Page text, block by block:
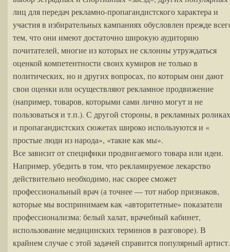
лиц для передач рекламно-пропагандистского характера и
участия в избирательных кампаниях обусловлен прежде
тем, что они имеют достаточно широкую аудиторию
почитателей, многие из которых не склонны утруждаться
оценкой компетентности своих кумиров не только в
политических, но и других вопросах, по которым они дают
свои оценки или осуществляют рекламное продвижение
(например, товаров, которыми сами лично могут и не
пользоваться и т.п.). С другой стороны, в рекламных роликах
и пропагандистских сюжетах широко используются и «
простые люди из народа», «такие как мы».
Все зависит от специфики продвигаемого товара или идеи.
Например, убедить в том, что рекламируемое лекарство
действительно необходимо, нас скорее сможет
профессиональный врач (а точнее — тот набор признаков,
которые мы воспринимаем как «авторитетные» показатели
профессионализма: белый халат, врачебный кабинет,
использование медицинских терминов в разговоре). В
крайнем случае с этой задачей справится популярный артист.